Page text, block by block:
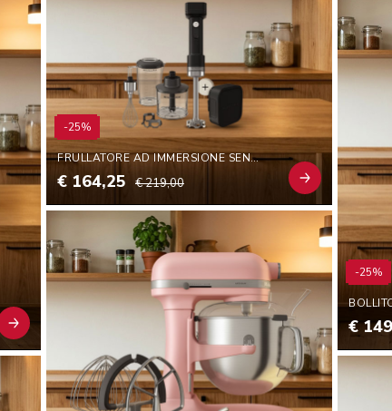
-25%
FRULLATORE AD IMMERSIONE SENZA FILI CON ACCESSORI CON BATTERIA - KITCHENAID GO
€ 164,25 € 219,00
-25%
€